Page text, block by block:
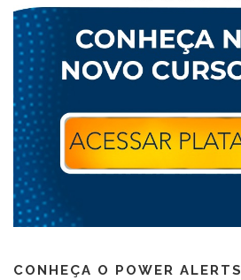
CONHEÇA O POWER ALERTS